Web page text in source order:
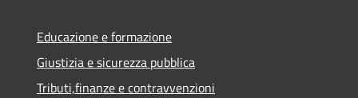
Educazione e formazione
Giustizia e sicurezza pubblica
Tributi,finanze e contravvenzioni